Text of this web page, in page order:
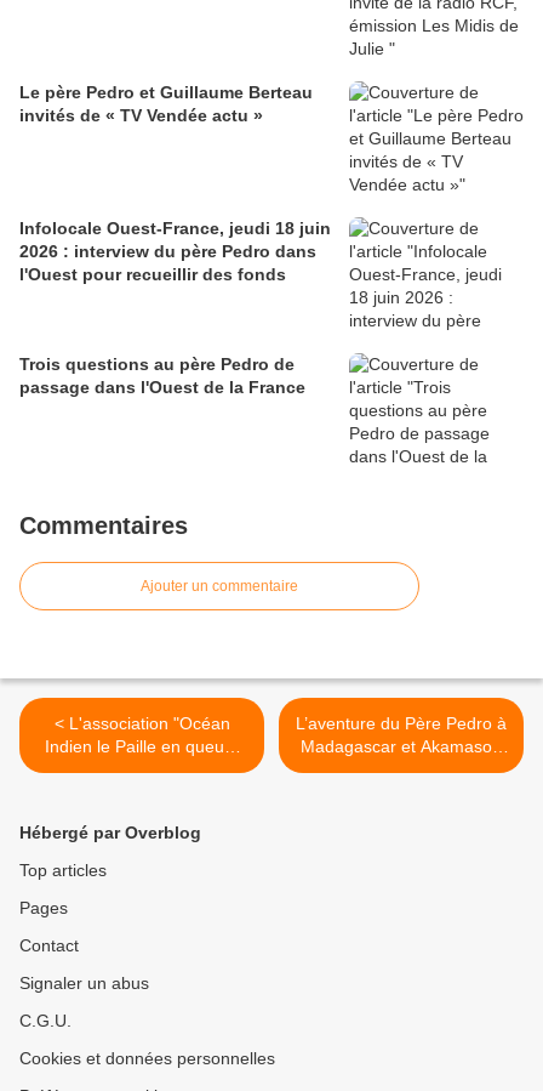
Le père Pedro et Guillaume Berteau
invités de « TV Vendée actu »
Infolocale Ouest-France, jeudi 18 juin
2026 : interview du père Pedro dans
l'Ouest pour recueillir des fonds
Trois questions au père Pedro de
passage dans l'Ouest de la France
Commentaires
Ajouter un commentaire
< L'association "Océan
Indien le Paille en queue"
offre deux ordinateurs à
L’aventure du Père Pedro à
Madagascar et Akamasoa
en bulles : "Akamasoa,
Hébergé par Overblog
Top articles
Pages
Contact
Signaler un abus
C.G.U.
Cookies et données personnelles